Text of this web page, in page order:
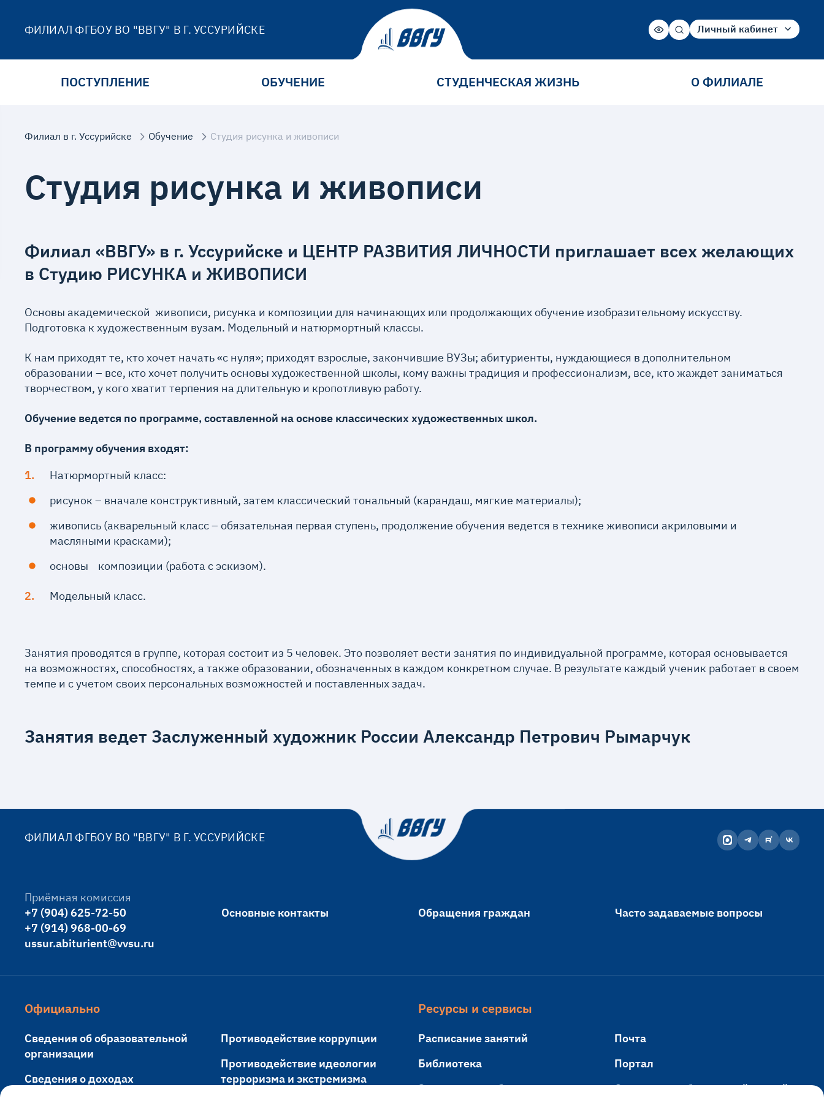
ФИЛИАЛ ФГБОУ ВО "ВВГУ" В Г. УССУРИЙСКЕ
Личный кабинет
ПОСТУПЛЕНИЕ ОБУЧЕНИЕ СТУДЕНЧЕСКАЯ ЖИЗНЬ О ФИЛИАЛЕ
Филиал в г. Уссурийске Обучение Студия рисунка и живописи
Студия рисунка и живописи
Филиал «ВВГУ» в г. Уссурийске и ЦЕНТР РАЗВИТИЯ ЛИЧНОСТИ приглашает всех желающих
в Студию РИСУНКА и ЖИВОПИСИ
Основы академической живописи, рисунка и композиции для начинающих или продолжающих обучение изобразительному искусству.
Подготовка к художественным вузам. Модельный и натюрмортный классы.
К нам приходят те, кто хочет начать «с нуля»; приходят взрослые, закончившие ВУЗы; абитуриенты, нуждающиеся в дополнительном
образовании – все, кто хочет получить основы художественной школы, кому важны традиция и профессионализм, все, кто жаждет заниматься
творчеством, у кого хватит терпения на длительную и кропотливую работу.
Обучение ведется по программе, составленной на основе классических художественных школ.
В программу обучения входят:
Натюрмортный класс:
рисунок – вначале конструктивный, затем классический тональный (карандаш, мягкие материалы);
живопись (акварельный класс – обязательная первая ступень, продолжение обучения ведется в технике живописи акриловыми и
масляными красками);
основы композиции (работа с эскизом).
Модельный класс.
Занятия проводятся в группе, которая состоит из 5 человек. Это позволяет вести занятия по индивидуальной программе, которая основывается
на возможностях, способностях, а также образовании, обозначенных в каждом конкретном случае. В результате каждый ученик работает в своем
темпе и с учетом своих персональных возможностей и поставленных задач.
Занятия ведет Заслуженный художник России Александр Петрович Рымарчук
ФИЛИАЛ ФГБОУ ВО "ВВГУ" В Г. УССУРИЙСКЕ
Приёмная комиссия
+7 (904) 625-72-50
+7 (914) 968-00-69
ussur.abiturient@vvsu.ru
Основные контакты Обращения граждан Часто задаваемые вопросы
Официально
Сведения об образовательной
организации
Сведения о доходах
Противодействие коррупции
Противодействие идеологии
терроризма и экстремизма
Ресурсы и сервисы
Расписание занятий
Библиотека
Электронная образовательная
Почта
Портал
Оплата услуг банковской картой